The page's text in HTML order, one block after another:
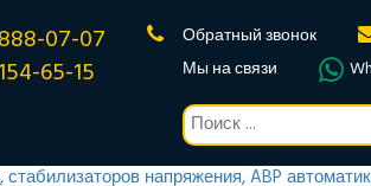
07-07
65-15
Обратный звонок
Мы на связи